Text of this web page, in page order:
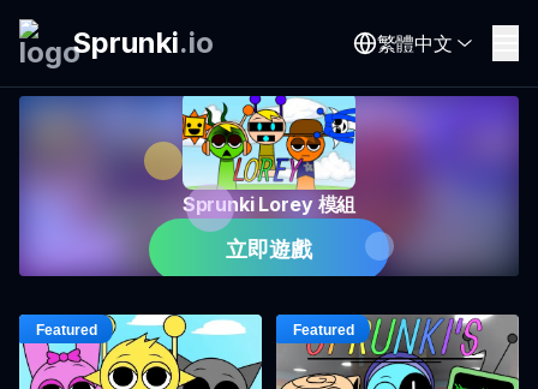
Sprunki.io 繁體中文
Sprunki Lorey 模組
立即遊戲